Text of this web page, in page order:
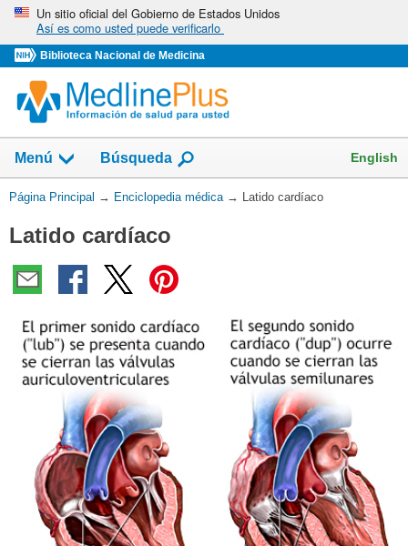
Omita
vaya
al
Contenido
Un sitio oficial del Gobierno de Estados Unidos
Así es como usted puede verificarlo
Biblioteca Nacional de Medicina
Menú Búsqueda English
Usted
aquí:
Página Principal → Enciclopedia médica → Latido cardíaco
Latido cardíaco